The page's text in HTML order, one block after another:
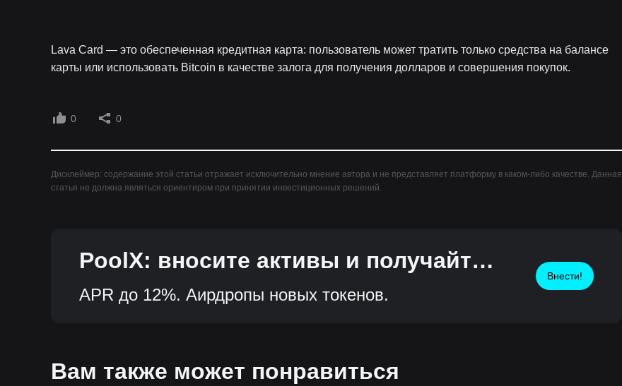
Lava Card — это обеспеченная кредитная карта: пользователь может тратить только средства на балансе
карты или использовать Bitcoin в качестве залога для получения долларов и совершения покупок.
0 0
Дисклеймер: содержание этой статьи отражает исключительно мнение автора и не представляет платформу в каком-либо качестве. Данная
статья не должна являться ориентиром при принятии инвестиционных решений.
PoolX: вносите активы и получайте
новые токены.
APR до 12%. Аирдропы новых токенов.
Внести!
Вам также может понравиться